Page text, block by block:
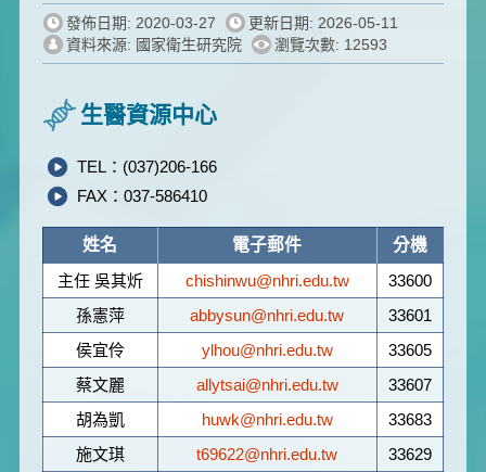
發佈日期: 2020-03-27
更新日期: 2026-05-11
資料來源: 國家衛生研究院
瀏覽次數: 12593
生醫資源中心
TEL：(037)206-166
FAX：037-586410
姓名 電子郵件
分機
主任 吳其炘
chishinwu@nhri.edu.tw
33600
孫憲萍
abbysun@nhri.edu.tw
33601
侯宜伶
ylhou@nhri.edu.tw
33605
蔡文麗
allytsai@nhri.edu.tw
33607
胡為凱
huwk@nhri.edu.tw
33683
施文琪
t69622@nhri.edu.tw
33629